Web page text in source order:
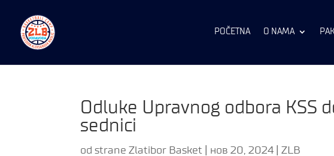
POČETNA O NAMA
Odluke Upravnog odbora KSS
sednici
od straneZlatibor Basket нов 20, 2024 |ZLB